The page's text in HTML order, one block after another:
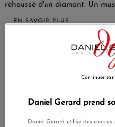
réhaussé d'un diamant. Un
EN SAVOIR PLUS
4 900,00 €
Payez seulement 490 €
AJOUTER UNE GRAVURE
Ajouter
Daniel Gerard prend
Daniel Gerard utilise des
Continuer